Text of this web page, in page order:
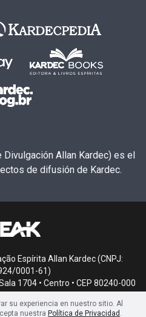
Allan Kardec) es el
de difusión de Kardec.
Espírita Allan Kardec (CNPJ:
0001-61)
1704 • Centro • CEP 80240-000
su experiencia en nuestro sitio. Al
nuestra Política de Privacidad .